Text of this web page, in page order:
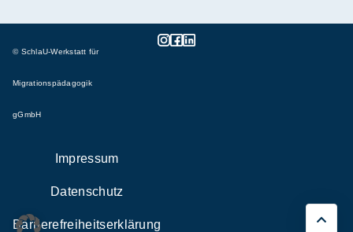
© SchlaU-Werkstatt für
Migrationspädagogik
gGmbH
Impressum
Datenschutz
Barrierefreiheitserklärung